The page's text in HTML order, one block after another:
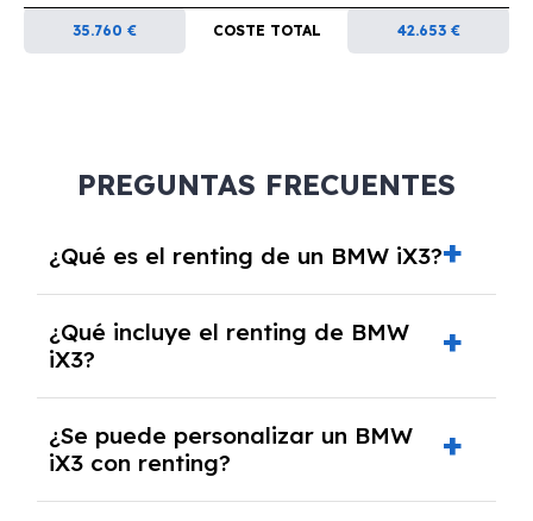
35.760 € COSTE TOTAL 42.653 €
PREGUNTAS FRECUENTES
¿Qué es el renting de un BMW iX3?
alquiler a largo plazo en el que pagas una
cuota mensual fija por el uso del coche
durante un periodo determinado,
generalmente entre 2 y 5 años.
¿Qué incluye el renting de BMW
iX3?
seguro a todo riesgo, mantenimiento,
reparaciones, impuestos, asistencia en
carretera y gestión de la documentación.
¿Se puede personalizar un BMW
iX3 con renting?